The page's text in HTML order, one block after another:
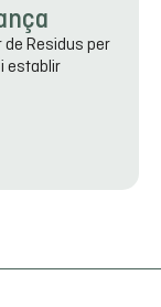
de Residus per
establir